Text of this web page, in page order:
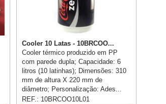
Cooler 10 Latas - 10BRCOO...
Cooler térmico produzido em PP
com parede dupla; Capacidade: 6
litros (10 latinhas); Dimensões: 310
mm de altura X 220 mm de
diâmetro; Personalização: Ades...
REF.: 10BRCOO10L01